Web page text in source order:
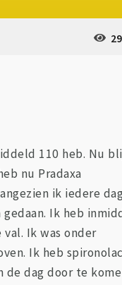
29
110 heb. Nu
nu Pradaxa
ik iedere
Ik heb
Ik was onder
Ik heb
dag door te